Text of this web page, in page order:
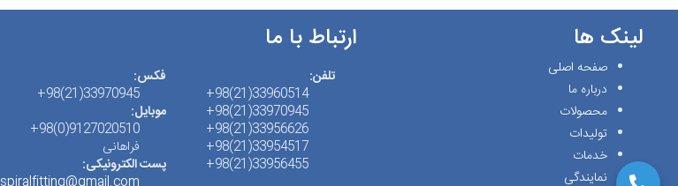
لینک ها
صفحه اصلی
درباره ما
محصولات
تولیدات
خدمات
نمایندگی
ارتباط با ما
تلفن:
33960514(21)98+
33970945(21)98+
33956626(21)98+
33954517(21)98+
33956455(21)98+
فکس:
33970945(21)98+
موبایل:
9127020510(0)98+
فراهانی
پست الکترونیکی: